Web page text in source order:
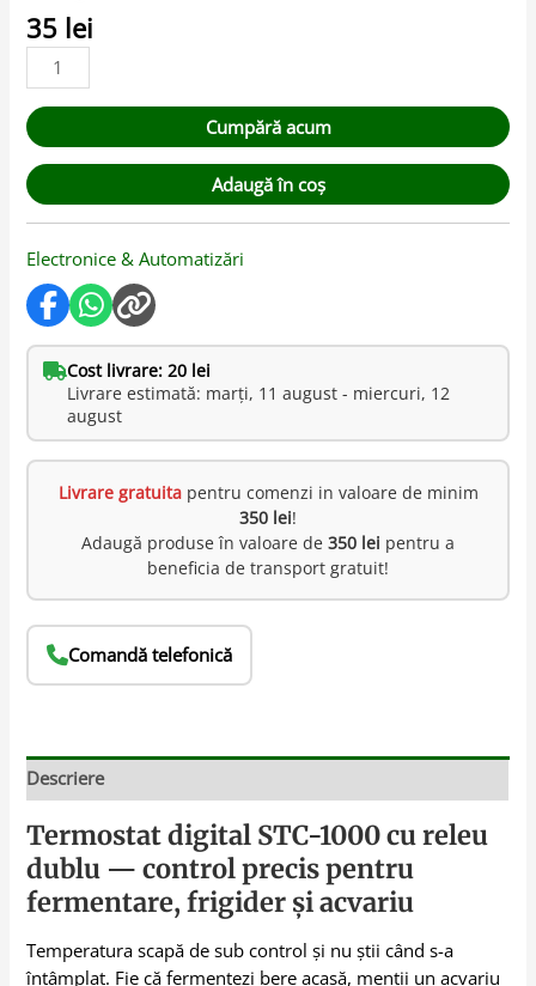
35 lei
Cumpără acum
Adaugă în coș
Electronice & Automatizări
Cost livrare: 20 lei
Livrare estimată: marți, 11 august - miercuri, 12
august
Livrare gratuitapentru comenzi in valoare de minim
350 lei!
Adaugă produse în valoare de 350 lei pentru a
beneficia de transport gratuit!
Comandă telefonică
Descriere
Termostat digital STC-1000 cu releu
dublu — control precis pentru
fermentare, frigider și acvariu
Temperatura scapă de sub control și nu știi când s-a
întâmplat. Fie că fermentezi bere acasă, menții un acvariu